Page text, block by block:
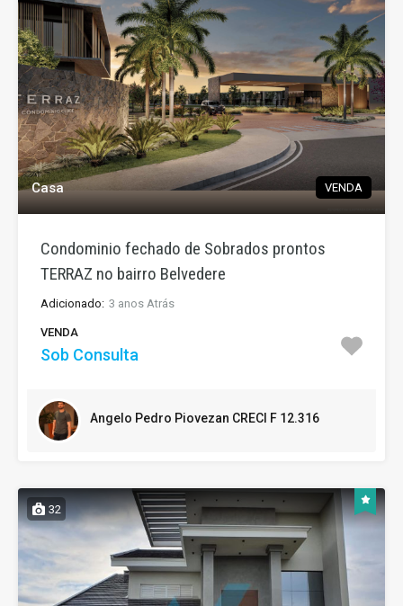
Casa VENDA
Condominio fechado de Sobrados prontos
TERRAZ no bairro Belvedere
Adicionado: 3 anos Atrás
VENDA
Sob Consulta
Angelo Pedro Piovezan CRECI F 12.316
32